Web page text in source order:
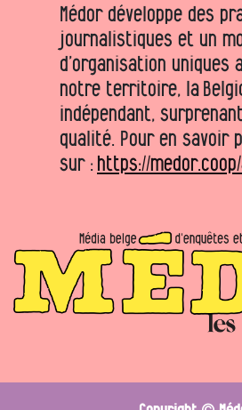
Médor développe des
journalistiques et un
d’organisation
notre territoire, la
indépendant,
qualité. Pour en savoir
sur : https://